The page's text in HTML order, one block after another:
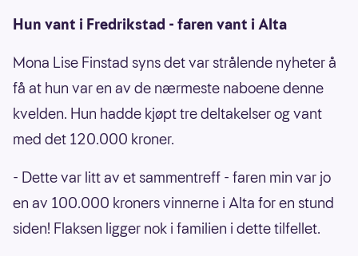
Hun vant i Fredrikstad - faren vant i Alta
Mona Lise Finstad syns det var strålende nyheter å
få at hun var en av de nærmeste naboene denne
kvelden. Hun hadde kjøpt tre deltakelser og vant
med det 120.000 kroner.
- Dette var litt av et sammentreff - faren min var jo
en av 100.000 kroners vinnerne i Alta for en stund
siden! Flaksen ligger nok i familien i dette tilfellet.